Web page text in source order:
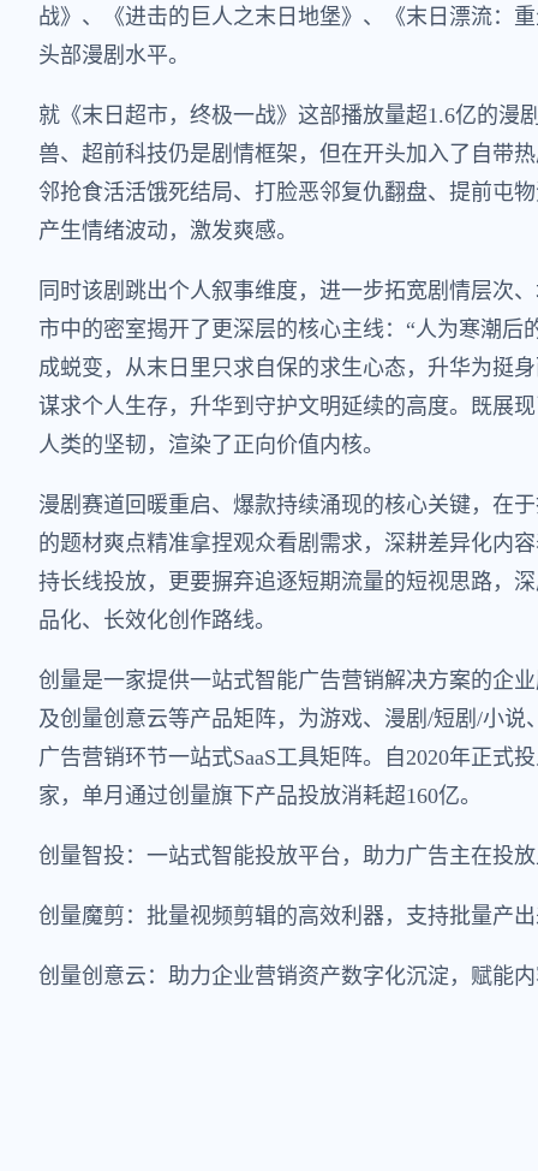
战》、《进击的巨人之末日地堡》、《末日漂流：
头部漫剧水平。
就《末日超市，终极一战》这部播放量超1.6亿的漫
兽、超前科技仍是剧情框架，但在开头加入了自带
邻抢食活活饿死结局、打脸恶邻复仇翻盘、提前屯
产生情绪波动，激发爽感。
同时该剧跳出个人叙事维度，进一步拓宽剧情层次
市中的密室揭开了更深层的核心主线：“人为寒潮后
成蜕变，从末日里只求自保的求生心态，升华为挺
谋求个人生存，升华到守护文明延续的高度。既展
人类的坚韧，渲染了正向价值内核。
漫剧赛道回暖重启、爆款持续涌现的核心关键，在
的题材爽点精准拿捏观众看剧需求，深耕差异化内
持长线投放，更要摒弃追逐短期流量的短视思路，
品化、长效化创作路线。
创量是一家提供一站式智能广告营销解决方案的企
及创量创意云等产品矩阵，为游戏、漫剧/短剧/小
广告营销环节一站式SaaS工具矩阵。自2020年正式
家，单月通过创量旗下产品投放消耗超160亿。
创量智投：一站式智能投放平台，助力广告主在投
创量魔剪：批量视频剪辑的高效利器，支持批量产
创量创意云：助力企业营销资产数字化沉淀，赋能